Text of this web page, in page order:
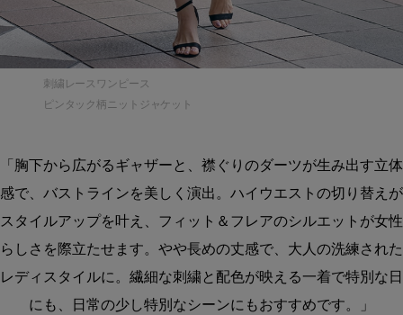
刺繍レースワンピース
ピンタック柄ニットジャケット
「胸下から広がるギャザーと、襟ぐりのダーツが生み出す立体
感で、バストラインを美しく演出。ハイウエストの切り替えが
スタイルアップを叶え、フィット＆フレアのシルエットが女性
らしさを際立たせます。やや長めの丈感で、大人の洗練された
レディスタイルに。繊細な刺繍と配色が映える一着で特別な日
にも、日常の少し特別なシーンにもおすすめです。」